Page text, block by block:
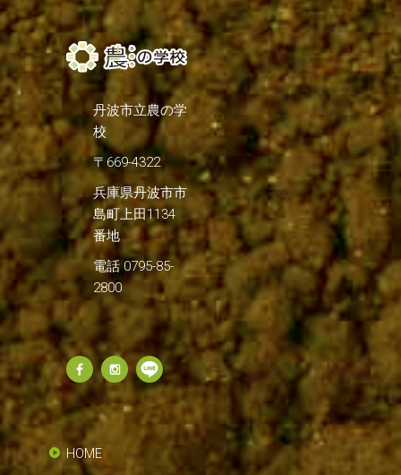
丹波市立農の学
校
〒669-4322
兵庫県丹波市市
島町上田1134
番地
電話 0795-85-
2800
HOME